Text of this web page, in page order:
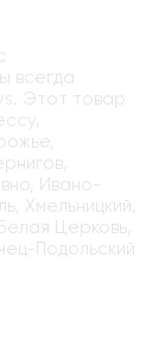
всегда
Этот товар
Ивано-
Хмельницкий,
Церковь,
Подольский